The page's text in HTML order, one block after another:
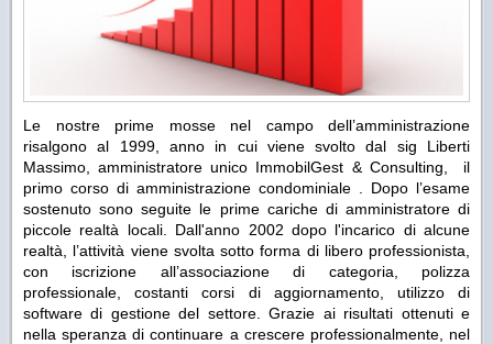
Le nostre prime mosse nel campo dell’amministrazione
risalgono al 1999, anno in cui viene svolto dal sig Liberti
Massimo, amministratore unico ImmobilGest & Consulting, il
primo corso di amministrazione condominiale . Dopo l’esame
sostenuto sono seguite le prime cariche di amministratore di
piccole realtà locali. Dall'anno 2002 dopo l'incarico di alcune
realtà, l’attività viene svolta sotto forma di libero professionista,
con iscrizione all’associazione di categoria, polizza
professionale, costanti corsi di aggiornamento, utilizzo di
software di gestione del settore. Grazie ai risultati ottenuti e
nella speranza di continuare a crescere professionalmente, nel